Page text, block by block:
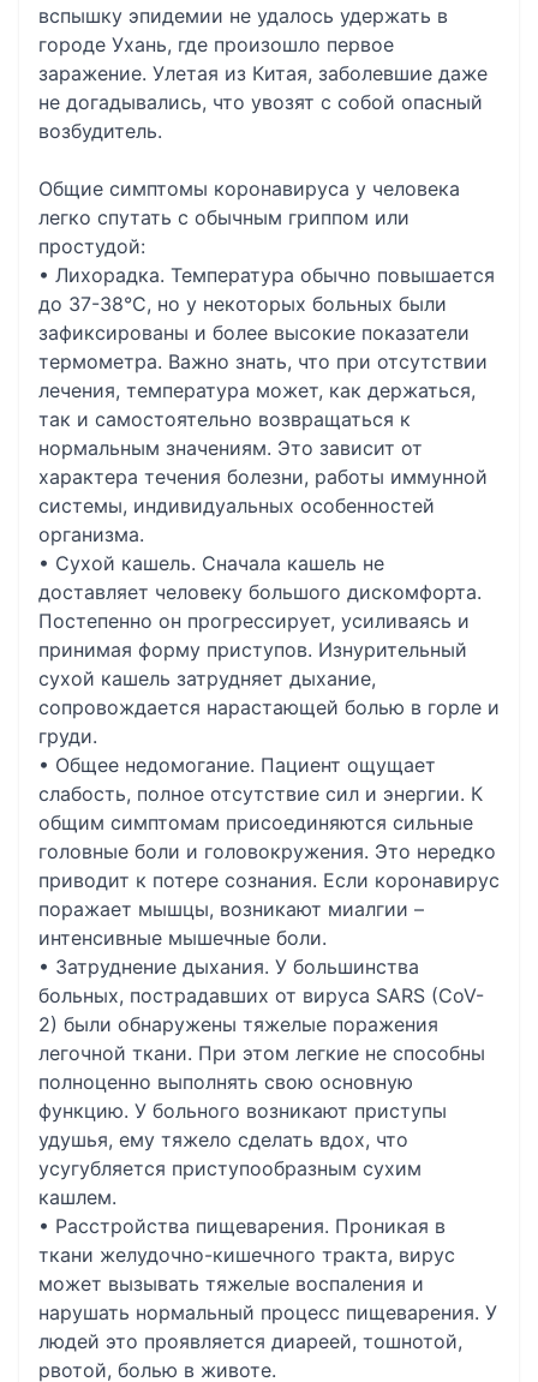
вспышку эпидемии не удалось удержать в
городе Ухань, где произошло первое
заражение. Улетая из Китая, заболевшие даже
не догадывались, что увозят с собой опасный
возбудитель.
Общие симптомы коронавируса у человека
легко спутать с обычным гриппом или
простудой:
• Лихорадка. Температура обычно повышается
до 37-38°С, но у некоторых больных были
зафиксированы и более высокие показатели
термометра. Важно знать, что при отсутствии
лечения, температура может, как держаться,
так и самостоятельно возвращаться к
нормальным значениям. Это зависит от
характера течения болезни, работы иммунной
системы, индивидуальных особенностей
организма.
• Сухой кашель. Сначала кашель не
доставляет человеку большого дискомфорта.
Постепенно он прогрессирует, усиливаясь и
принимая форму приступов. Изнурительный
сухой кашель затрудняет дыхание,
сопровождается нарастающей болью в горле и
груди.
• Общее недомогание. Пациент ощущает
слабость, полное отсутствие сил и энергии. К
общим симптомам присоединяются сильные
головные боли и головокружения. Это нередко
приводит к потере сознания. Если коронавирус
поражает мышцы, возникают миалгии –
интенсивные мышечные боли.
• Затруднение дыхания. У большинства
больных, пострадавших от вируса SARS (CoV-
2) были обнаружены тяжелые поражения
легочной ткани. При этом легкие не способны
полноценно выполнять свою основную
функцию. У больного возникают приступы
удушья, ему тяжело сделать вдох, что
усугубляется приступообразным сухим
кашлем.
• Расстройства пищеварения. Проникая в
ткани желудочно-кишечного тракта, вирус
может вызывать тяжелые воспаления и
нарушать нормальный процесс пищеварения. У
людей это проявляется диареей, тошнотой,
рвотой, болью в животе.